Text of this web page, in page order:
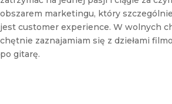
obszarem marketingu, który
jest customer experience. W wolnych
chętnie zaznajamiam się z dziełami
po gitarę.